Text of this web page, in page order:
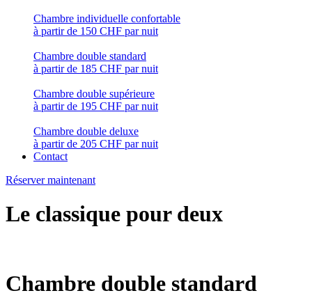
Chambre individuelle confortable
à partir de 150 CHF par nuit
Chambre double standard
à partir de 185 CHF par nuit
Chambre double supérieure
à partir de 195 CHF par nuit
Chambre double deluxe
à partir de 205 CHF par nuit
Contact
Réserver maintenant
Le classique pour deux
Chambre double standard